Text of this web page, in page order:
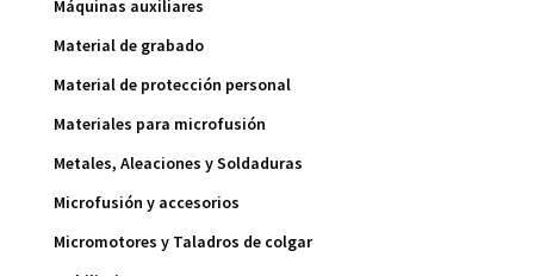
Máquinas auxiliares
Material de grabado
Material de protección personal
Materiales para microfusión
Metales, Aleaciones y Soldaduras
Microfusión y accesorios
Micromotores y Taladros de colgar